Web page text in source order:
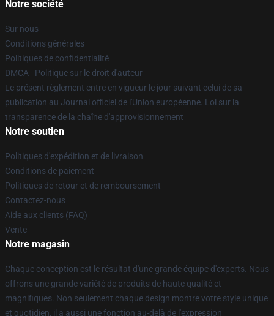
Notre société
Sur nous
Conditions générales
Politiques de confidentialité
DMCA - Politique sur le droit d'auteur
Le présent règlement entre en vigueur le jour suivant celui de sa
publication au Journal officiel de l'Union européenne. Loi sur la
transparence de la chaîne d'approvisionnement
Notre soutien
Politiques d'expédition et de livraison
Conditions de paiement
Politiques de retour et de remboursement
Contactez-nous
Aide aux clients (FAQ)
Vente
Notre magasin
Chaque conception est le résultat d'une grande équipe d'experts. Nous
offrons une grande variété de produits de haute qualité et
magnifiques. Non seulement chaque design montre votre style unique
et quotidien, il a aussi une fonction au-delà de l'expression